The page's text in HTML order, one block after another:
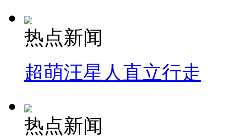
热点新闻
超萌汪星人直立行走
热点新闻